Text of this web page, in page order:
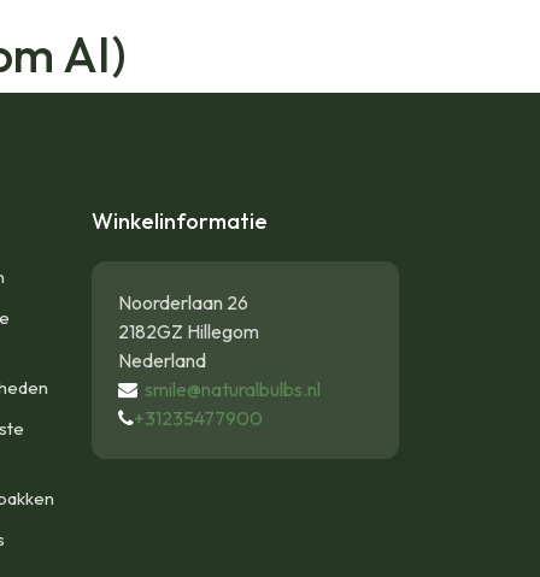
AI)
Winkelinformatie
Noorderlaan 26
2182GZ Hillegom
Nederland
smile@naturalbulbs.nl
+31235477900